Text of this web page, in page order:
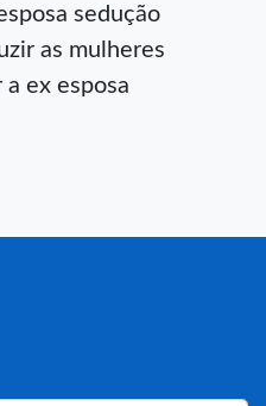
sedução
as mulheres
ex esposa